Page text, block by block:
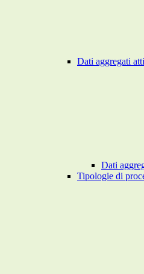
Dati aggregati
Dati
Tipologie di